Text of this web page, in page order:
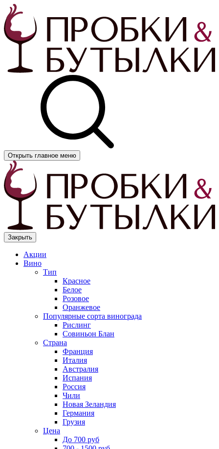
Открыть главное меню
Закрыть
Акции
Вино
Тип
Красное
Белое
Розовое
Оранжевое
Популярные сорта винограда
Рислинг
Совиньон Блан
Страна
Франция
Италия
Австралия
Испания
Россия
Чили
Новая Зеландия
Германия
Грузия
Цена
До 700 руб